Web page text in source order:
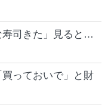
寿司きた」見ると…
っておいで」と財